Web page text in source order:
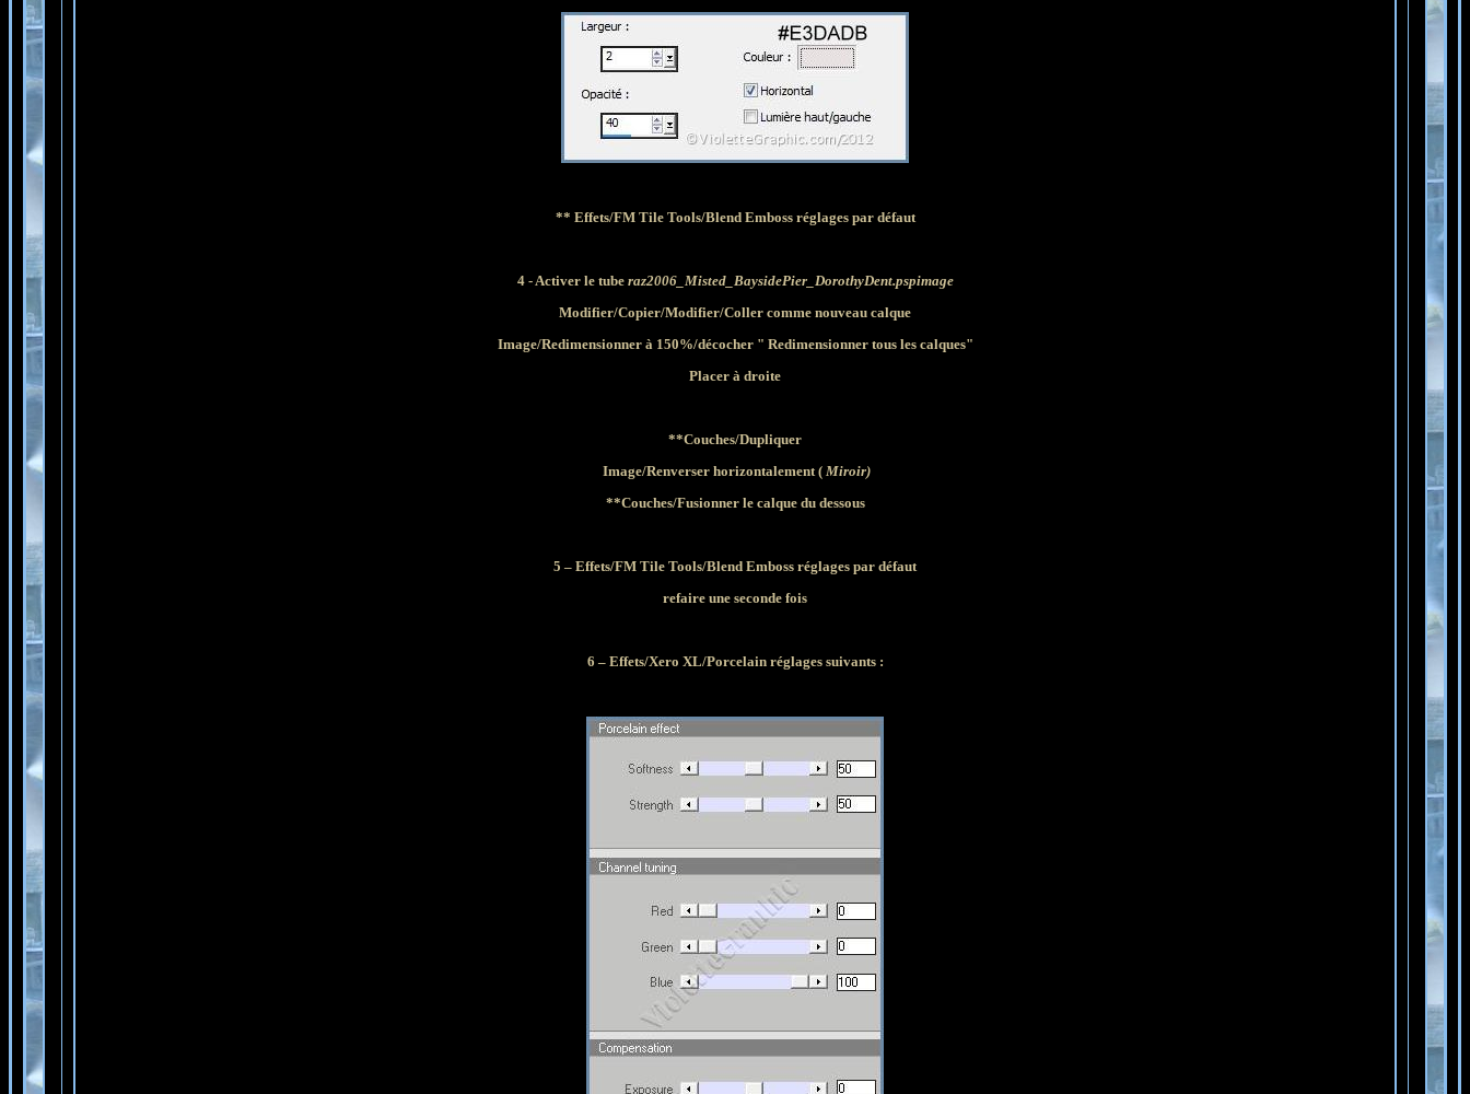
** Effets/FM Tile Tools/Blend Emboss réglages par défaut
4- Activer le tube raz2006_Misted_BaysidePier_DorothyDent.pspimage
Modifier/Copier/Modifier/Coller comme nouveau calque
Image/Redimensionner à 150%/décocher " Redimensionner tous les calques"
Placer à droite
**Couches/Dupliquer
Image/Renverser horizontalement ( Miroir)
**Couches/Fusionner le calque du dessous
5 – Effets/FM Tile Tools/Blend Emboss réglages par défaut
refaire une seconde fois
6 – Effets/Xero XL/Porcelain réglages suivants :